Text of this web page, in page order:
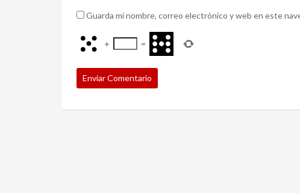
Guarda mi nombre, correo electrónico y web en este
+ =